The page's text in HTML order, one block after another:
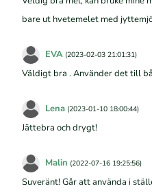
bare ut hvetemelet med
EVA (2023-02-03 21:01:31)
Väldigt bra . Använder det till
Lena (2023-01-10 18:00:44)
Jättebra och drygt!
Malin (2022-07-16 19:25:56)
Suveränt! Går att använda i